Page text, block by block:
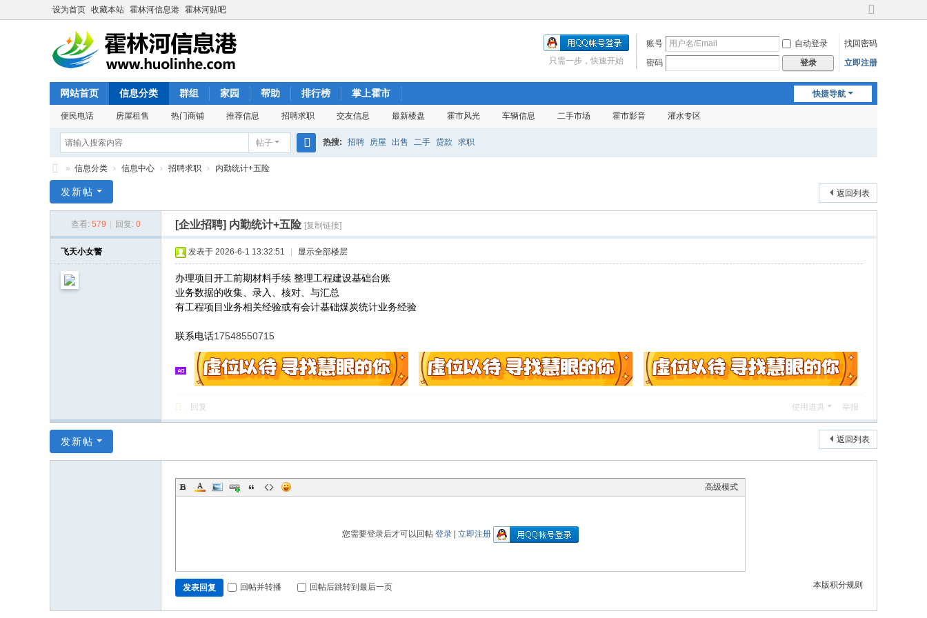
设为首页 收藏本站 霍林河信息港 霍林河贴吧
切
到
宽
账号 自动登录
找回密码
密码
登录 立即注册
只需一步，快速开始
快捷导航
网站首页 信息分类 群组 家园 帮助 排行榜 掌上霍市
便民电话 房屋租售 热门商铺 推荐信息 招聘求职 交友信息 最新楼盘 霍市风光 车辆信息 二手市场 霍市影音 灌水专区
帖子 热搜: 招聘 房屋 出售 二手 贷款 求职
林
» 信息分类 › 信息中心 › 招聘求职 › 内勤统计+五险
返回列表
发新帖
查看: 579 回复: 0 [企业招聘] 内勤统计+五险 [复制链接]
飞天小女警 发表于 2026-6-1 13:32:51 显示全部楼层
办理项目开工前期材料手续 整理工程建设基础台账
业务数据的收集、录入、核对、与汇总
有工程项目业务相关经验或有会计基础煤炭统计业务经验
联系电话17548550715
回复 使用道具 举报
返回列表
发新帖
高级模式
您需要登录后才可以回帖 登录 立即注册
本版积分规则
发表回复 回帖并转播 回帖后跳转到最后一页